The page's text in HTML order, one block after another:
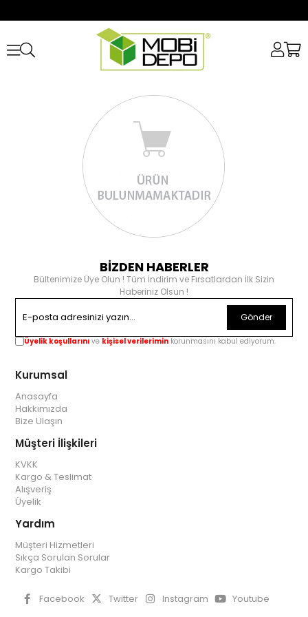
BİZDEN HABERLER
Bültenimize Üye Olun ! Tüm İndirim ve Fırsatlardan İlk Sizin
Haberiniz Olsun !
Gönder
Üyelik koşullarını ve kişisel verilerimin korunmasını kabul ediyorum.
Kurumsal
Anasayfa
Hakkımızda
Bize Ulaşın
Müşteri İlişkileri
KVKK
Kargo & Teslimat
Alışveriş
Üyelik
Yardım
Müşteri Hizmetleri
Sıkça Sorulan Sorular
Kargo Takibi
Facebook Twitter Instagram Youtube